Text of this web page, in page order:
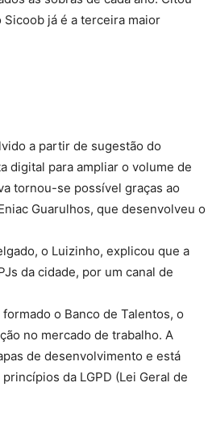
já é a terceira maior
a partir de sugestão do
digital para ampliar o volume de
tornou-se possível graças ao
Guarulhos, que desenvolveu o
o Luizinho, explicou que a
da cidade, por um canal de
o Banco de Talentos, o
no mercado de trabalho. A
de desenvolvimento e está
da LGPD (Lei Geral de